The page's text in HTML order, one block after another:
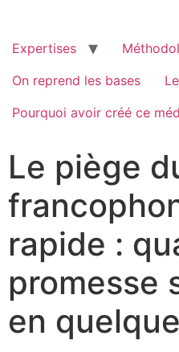
contenu
Expertises
On reprend les bases
Pourquoi avoir créé ce
Le piège
rapide :
promesse
en